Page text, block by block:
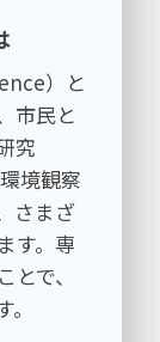
）と
市民と
究
境観察
さまざ
す。専
で、